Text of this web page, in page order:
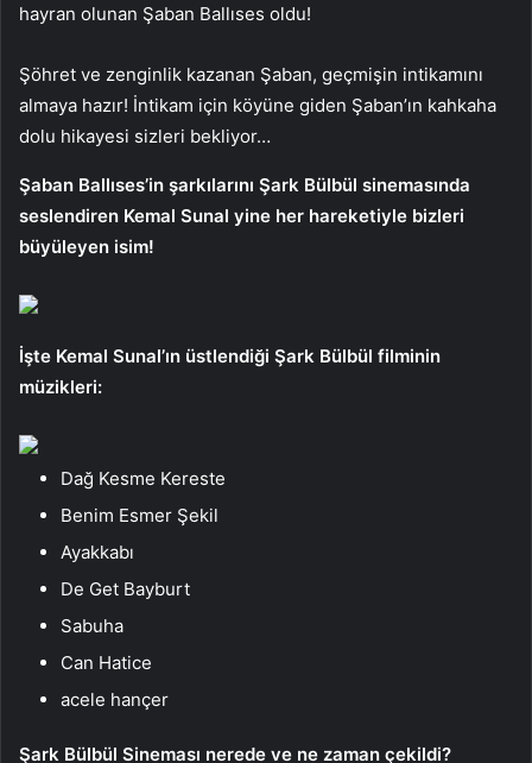
hayran olunan Şaban Ballıses oldu!
Şöhret ve zenginlik kazanan Şaban, geçmişin intikamını
almaya hazır! İntikam için köyüne giden Şaban’ın kahkaha
dolu hikayesi sizleri bekliyor…
Şaban Ballıses’in şarkılarını Şark Bülbül sinemasında
seslendiren Kemal Sunal yine her hareketiyle bizleri
büyüleyen isim!
İşte Kemal Sunal’ın üstlendiği Şark Bülbül filminin
müzikleri:
Dağ Kesme Kereste
Benim Esmer Şekil
Ayakkabı
De Get Bayburt
Sabuha
Can Hatice
acele hançer
Şark Bülbül Sineması nerede ve ne zaman çekildi?